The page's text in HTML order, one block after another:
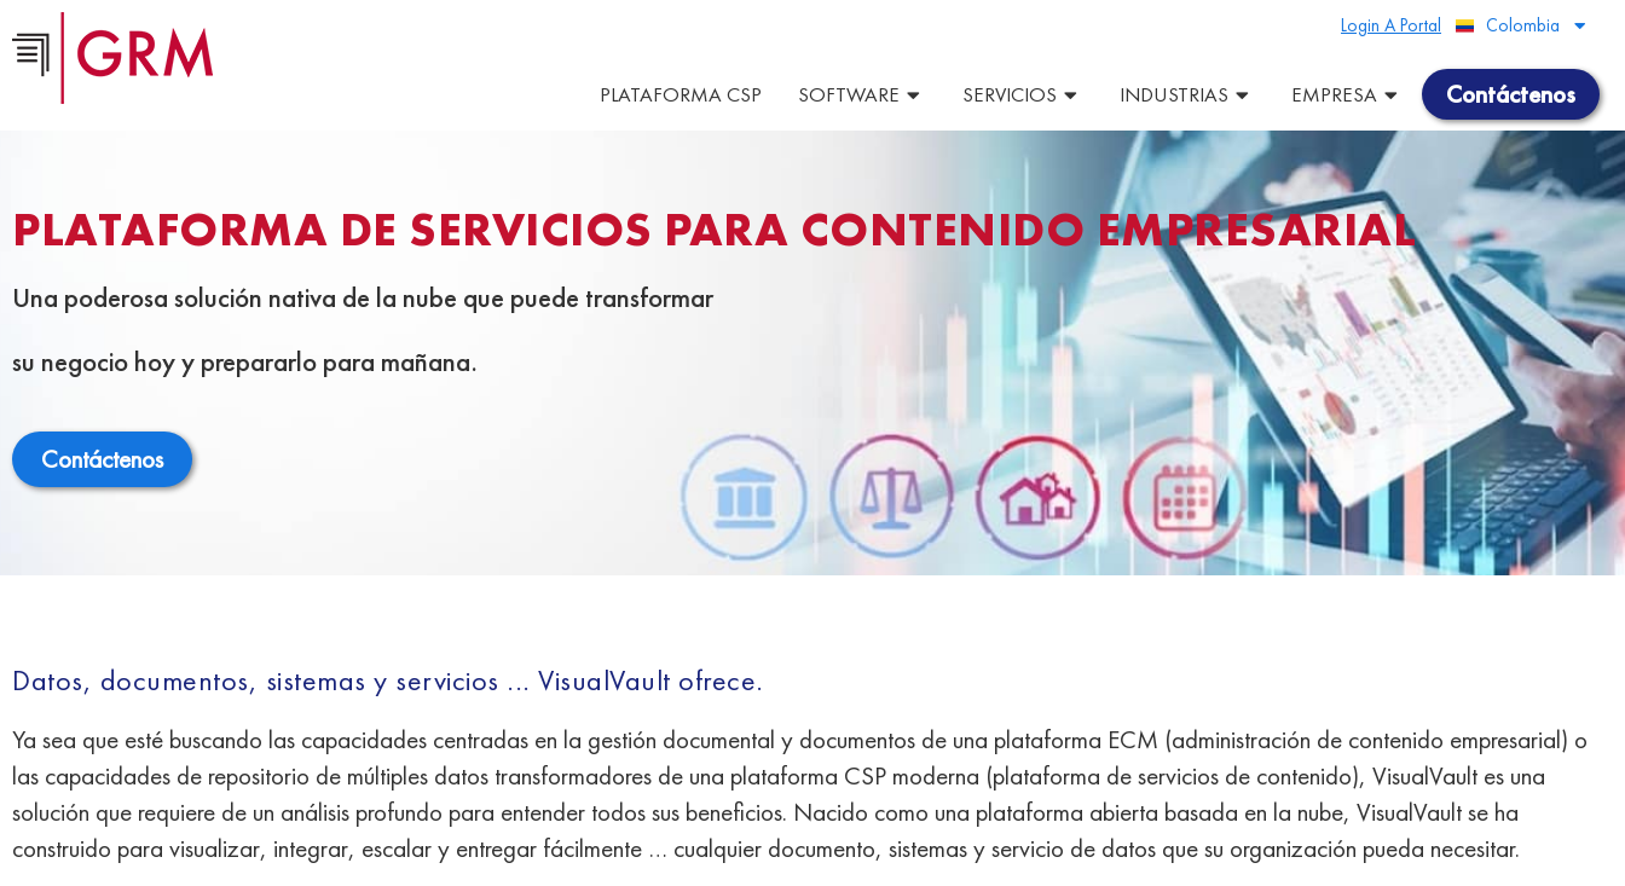
Colombia
Peru
Login A Portal
Contáctenos
PLATAFORMA CSP SOFTWARE SERVICIOS INDUSTRIAS EMPRESA
PLATAFORMA DE SERVICIOS PARA CONTENIDO EMPRESARIAL
Una poderosa solución nativa de la nube que puede transformar
su negocio hoy y prepararlo para mañana.
Contáctenos
Datos, documentos, sistemas y servicios ... VisualVault ofrece.
Ya sea que esté buscando las capacidades centradas en la gestión documental y documentos de una plataforma ECM (administración de contenido empresarial) o
las capacidades de repositorio de múltiples datos transformadores de una plataforma CSP moderna (plataforma de servicios de contenido), VisualVault es una
solución que requiere de un análisis profundo para entender todos sus beneficios. Nacido como una plataforma abierta basada en la nube, VisualVault se ha
construido para visualizar, integrar, escalar y entregar fácilmente … cualquier documento, sistemas y servicio de datos que su organización pueda necesitar.